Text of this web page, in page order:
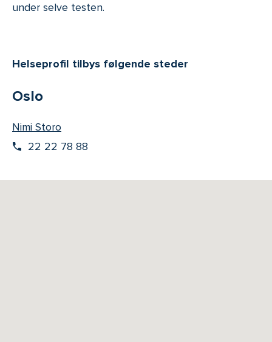
under selve testen.
Helseprofil tilbys følgende steder
Oslo
Nimi Storo
22 22 78 88